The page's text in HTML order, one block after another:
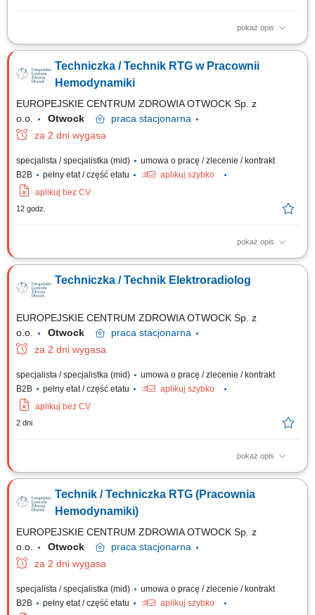
pokaż opis
Przygotowywanie pacjentów do leczenia z wykorzystaniem radioterapii.
radioterapii, w tym badań TK i MR do planowania leczenia. Wyznaczanie i
weryfikacja pozycji terapeutycznej pacjentów. Analiza obrazów
Techniczka / Technik RTG w Pracownii
Hemodynamiki
EUROPEJSKIE CENTRUM ZDROWIA OTWOCK Sp. z
o.o.
Otwock praca stacjonarna
za 2 dni wygasa
specjalista / specjalistka (mid)
umowa o pracę / zlecenie / kontrakt
B2B
pełny etat / część etatu
aplikuj szybko
aplikuj bez CV
12 godz.
pokaż opis
Zakres obowiązków: Wykonywanie badań RTG w Pracowni
diagnostycznych i zabiegowych. Obsługa specjalistycznej aparatury
diagnostycznej. Dbanie o przestrzeganie zasad bezpieczeństwa i
Techniczka / Technik Elektroradiolog
EUROPEJSKIE CENTRUM ZDROWIA OTWOCK Sp. z
o.o.
Otwock praca stacjonarna
za 2 dni wygasa
specjalista / specjalistka (mid)
umowa o pracę / zlecenie / kontrakt
B2B
pełny etat / część etatu
aplikuj szybko
aplikuj bez CV
2 dni
pokaż opis
Zakres obowiązków: Wykonywanie badań diagnostycznych w Pracowni
standardami i procedurami. Współpraca z zespołem medycznym podczas
zabiegów i badań. Dbanie o bezpieczeństwo pacjentów oraz
Technik / Techniczka RTG (Pracownia
Hemodynamiki)
EUROPEJSKIE CENTRUM ZDROWIA OTWOCK Sp. z
o.o.
Otwock praca stacjonarna
za 2 dni wygasa
specjalista / specjalistka (mid)
umowa o pracę / zlecenie / kontrakt
B2B
pełny etat / część etatu
aplikuj szybko